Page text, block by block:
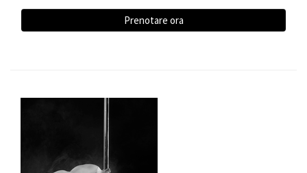
Prenotare ora